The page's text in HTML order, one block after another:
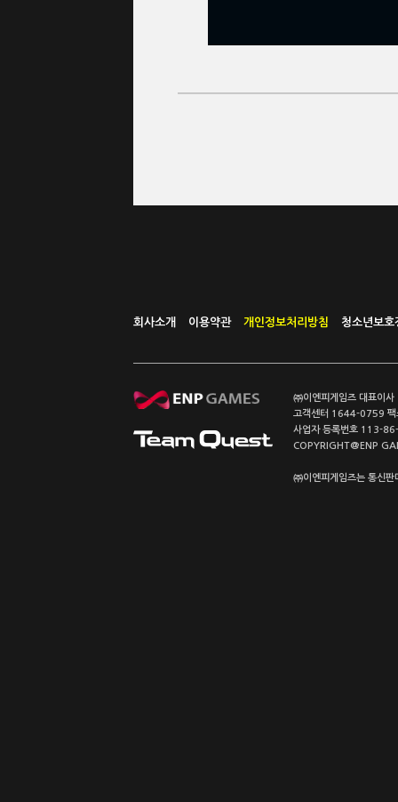
회사소개 이용약관 개인정보처리방침 청소년보호
㈜이엔피게임즈 대표이
고객센터 1644-0759
사업자 등록번호 113-
COPYRIGHT@ENP
㈜이엔피게임즈는 통신판